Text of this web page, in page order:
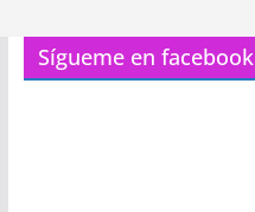
Sígueme en facebook